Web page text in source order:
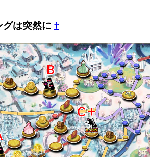
は突然に †